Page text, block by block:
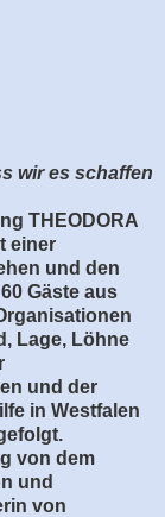
wir es schaffen
THEODORA
einer
und den
Gäste aus
Lage, Löhne
und der
in Westfalen
von dem
und
von